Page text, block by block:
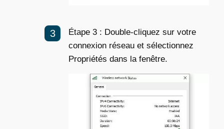
Étape 3 : Double-cliquez sur votre
connexion réseau et sélectionnez
Propriétés dans la fenêtre.